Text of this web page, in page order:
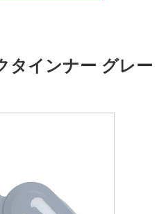
タインナー グレー